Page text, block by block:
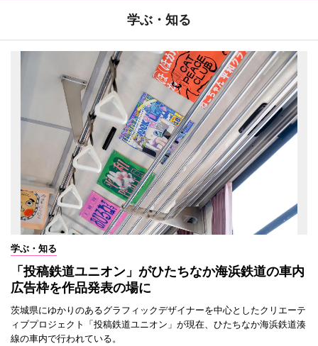
学ぶ・知る
学ぶ・知る
「投稿鉄道ユニオン」がひたちなか海浜鉄道の車内
広告枠を作品発表の場に
茨城県にゆかりのあるグラフィックデザイナーを中心としたクリエーテ
ィブプロジェクト「投稿鉄道ユニオン」が現在、ひたちなか海浜鉄道湊
線の車内で行われている。